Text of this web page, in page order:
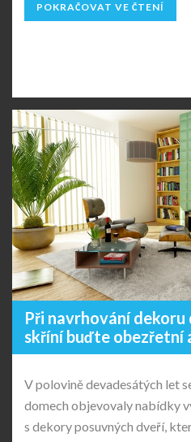
POKRAČOVAT VE ČTENÍ
Při navrhování
skříní buďte obezřetní
V polovině devadesátých let
domech objevovaly nabídky
s dekory posuvných dveří,